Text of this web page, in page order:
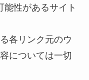
性があるサイト
各リンク元のウ
については一切